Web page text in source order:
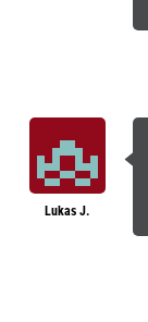
Lukas J.